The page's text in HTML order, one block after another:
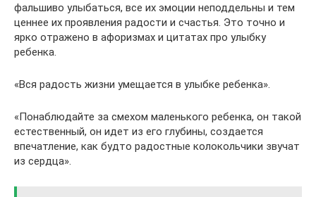
фальшиво улыбаться, все их эмоции неподдельны и тем
ценнее их проявления радости и счастья. Это точно и
ярко отражено в афоризмах и цитатах про улыбку
ребенка.
«Вся радость жизни умещается в улыбке ребенка».
«Понаблюдайте за смехом маленького ребенка, он такой
естественный, он идет из его глубины, создается
впечатление, как будто радостные колокольчики звучат
из сердца».